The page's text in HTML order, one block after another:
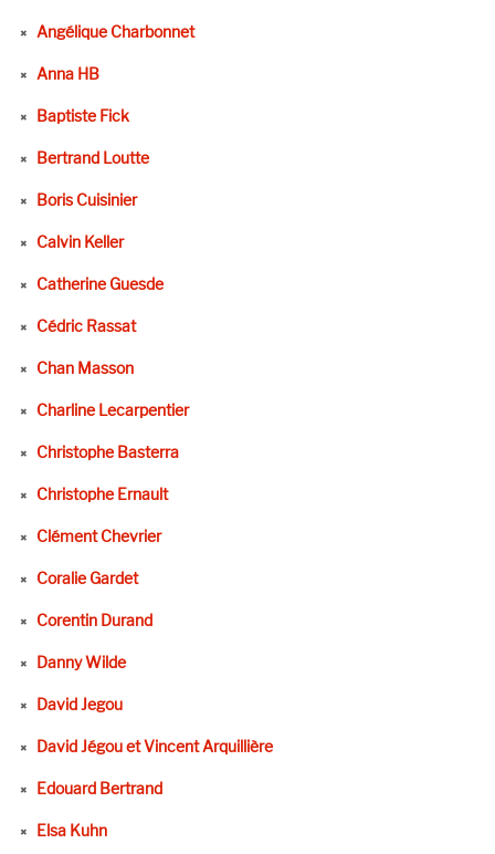
Angélique Charbonnet
Anna HB
Baptiste Fick
Bertrand Loutte
Boris Cuisinier
Calvin Keller
Catherine Guesde
Cédric Rassat
Chan Masson
Charline Lecarpentier
Christophe Basterra
Christophe Ernault
Clément Chevrier
Coralie Gardet
Corentin Durand
Danny Wilde
David Jegou
David Jégou et Vincent Arquillière
Edouard Bertrand
Elsa Kuhn